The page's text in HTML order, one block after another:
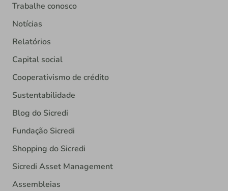
Trabalhe conosco
Notícias
Relatórios
Capital social
Cooperativismo de crédito
Sustentabilidade
Blog do Sicredi
Fundação Sicredi
Shopping do Sicredi
Sicredi Asset Management
Assembleias